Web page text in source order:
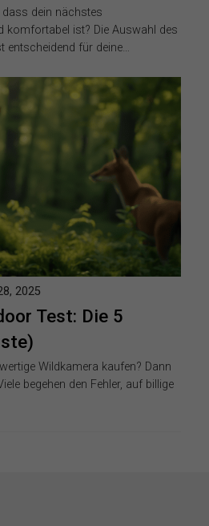
dein nächstes
komfortabel ist? Die Auswahl des
entscheidend für deine…
Test: Die 5
2025
Wildkamera kaufen? Dann
begehen den Fehler, auf billige